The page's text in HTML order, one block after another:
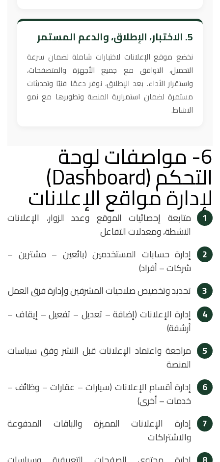
5. الاختبار، الإطلاق، والدعم المستمر
نخضع موقع الإعلانات لاختبارات شاملة لضمان سرعة
التحميل، التوافق مع جميع الأجهزة والمتصفحات،
واستقرار الأداء. بعد الإطلاق، نوفر دعمًا فنيًا وتحديثات
مستمرة لضمان استمرارية المنصة وتطويرها مع نمو
النشاط.
6- مواصفات لوحة
التحكم (Dashboard)
لإدارة مواقع الإعلانات
1
متابعة إحصائيات الموقع وعدد الزوار، الإعلانات
النشطة، ومعدلات التفاعل
2
إدارة حسابات المستخدمين (بائعين – مشترين –
شركات – أفراد)
3
تحديد وتخصيص صلاحيات المشرفين وإدارة فرق العمل
4
إدارة الإعلانات (إضافة – تعديل – تفعيل – إيقاف –
أرشفة)
5
مراجعة واعتماد الإعلانات قبل النشر وفق سياسات
المنصة
6
إدارة أقسام الإعلانات (سيارات – عقارات – وظائف –
خدمات – أخرى)
7
إدارة الإعلانات المميزة والباقات المدفوعة
والاشتراكات